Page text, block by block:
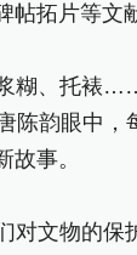
帖拓片等文
糊、托裱
陈韵眼中，
故事。
对文物的保